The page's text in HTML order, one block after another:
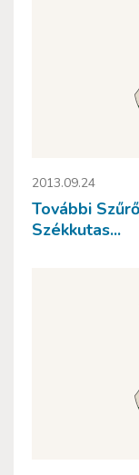
2013.09.24
További
Székkutas...